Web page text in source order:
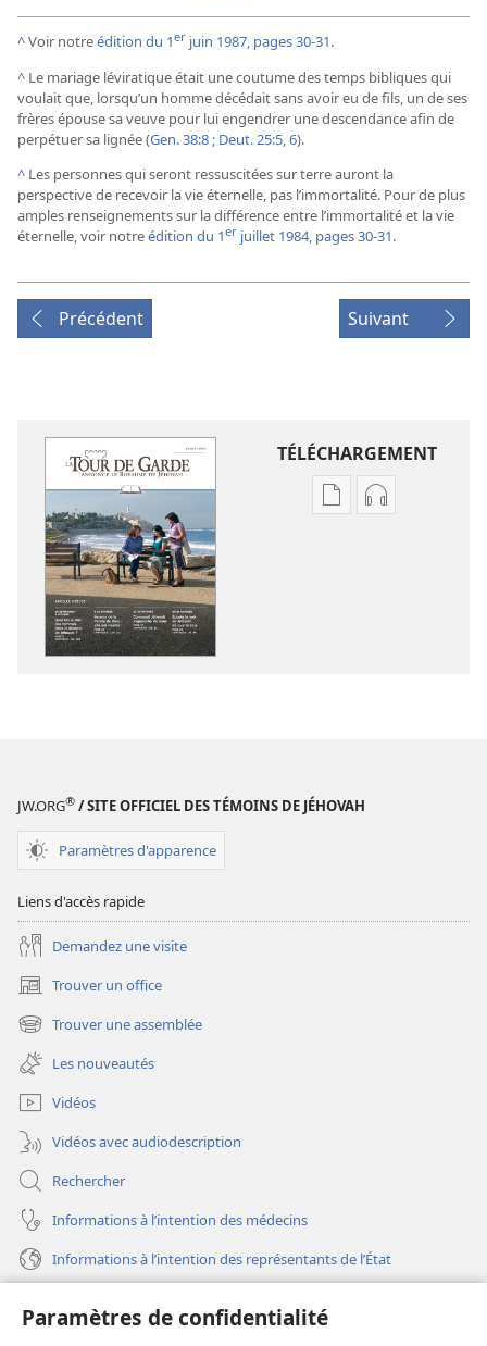
Paramètres de confidentialité
^Voir notreédition du 1er juin 1987, pages 30-31.
^ Le mariage léviratique était une coutume des temps bibliques qui
voulait que, lorsqu’un homme décédait sans avoir eu de fils, un de ses
frères épouse sa veuve pour lui engendrer une descendance afin de
perpétuer sa lignée (Gen. 38:8 ; Deut. 25:5, 6).
^ Les personnes qui seront ressuscitées sur terre auront la
perspective de recevoir la vie éternelle, pas l’immortalité. Pour de plus
amples renseignements sur la différence entre l’immortalité et la vie
éternelle, voir notreédition du 1er juillet 1984, pages 30-31.
Précédent Suivant
TÉLÉCHARGEMENT
Options
D’ÉTUDE)
Options
JW.ORG® / SITE OFFICIEL DES TÉMOINS DE JÉHOVAH
Paramètres d'apparence
Liens d'accès rapide
Demandez une visite
Trouver un office
(ouvre
une
nouvelle
fenêtre)
Trouver une assemblée
(ouvre
une
nouvelle
fenêtre)
Les nouveautés
Vidéos
Vidéos avec audiodescription
Rechercher
Informations à l’intention des médecins
Informations à l’intention des représentants de l’État